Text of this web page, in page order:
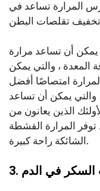
المرارة تساعد في
يمكن أن تساعد مرارة
المعدة ، والتي يمكن
امتصاصًا أفضل
والتي يمكن أن تساعد
الذين يعانون من
المرارة القشطة
الشائكة راحة كبيرة.